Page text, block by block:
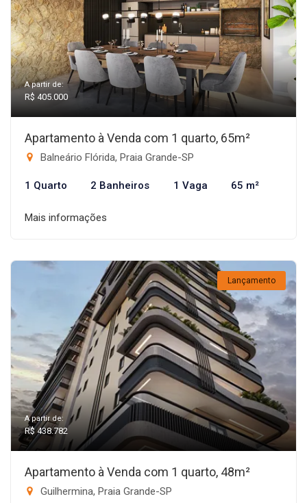
A partir de:
R$ 405.000
Apartamento à Venda com 1 quarto, 65m²
Balneário Flórida, Praia Grande-SP
1 Quarto 2 Banheiros 1 Vaga 65 m²
Mais informações
Lançamento
A partir de:
R$ 438.782
Apartamento à Venda com 1 quarto, 48m²
Guilhermina, Praia Grande-SP